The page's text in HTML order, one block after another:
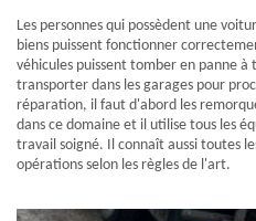
Les personnes qui possèdent une
biens puissent fonctionner
véhicules puissent tomber en panne
transporter dans les garages pour
réparation, il faut d'abord les
dans ce domaine et il utilise tous les
travail soigné. Il connaît aussi toutes
opérations selon les règles de l'art.